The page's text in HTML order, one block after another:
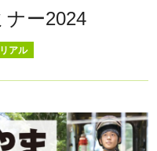
ナー2024
リアル